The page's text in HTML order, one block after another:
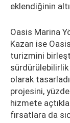
eklendiğinin
Oasis Marina
Kazan ise
turizmini
sürdürülebilirlik
olarak
projesini,
hizmete
fırsatlara da